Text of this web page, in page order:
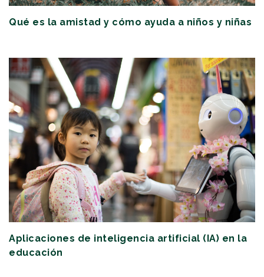
Qué es la amistad y cómo ayuda a niños y niñas
Aplicaciones de inteligencia artificial (IA) en la
educación